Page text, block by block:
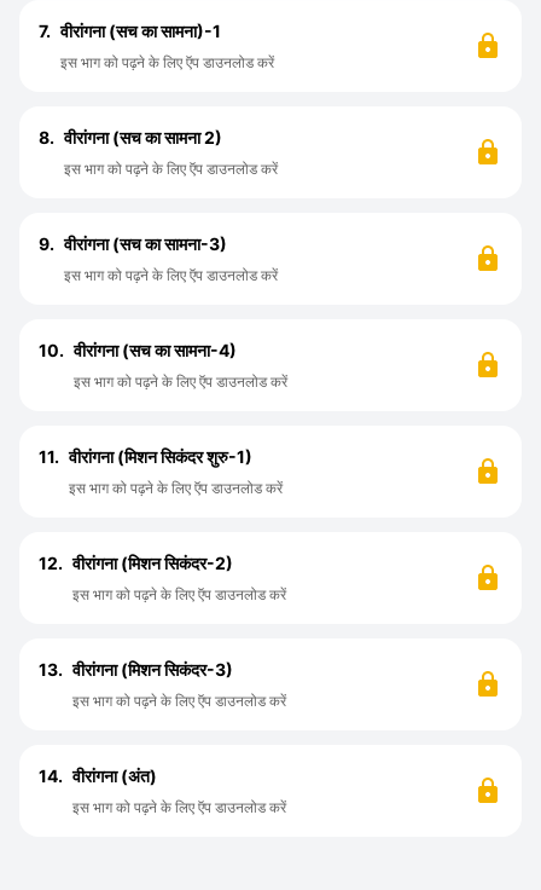
7. वीरांगना (सच का सामना)-1
इस भाग को पढ़ने के लिए ऍप डाउनलोड करें
8. वीरांगना (सच का सामना 2)
इस भाग को पढ़ने के लिए ऍप डाउनलोड करें
9. वीरांगना (सच का सामना-3)
इस भाग को पढ़ने के लिए ऍप डाउनलोड करें
10. वीरांगना (सच का सामना-4)
इस भाग को पढ़ने के लिए ऍप डाउनलोड करें
11. वीरांगना (मिशन सिकंदर शुरु-1)
इस भाग को पढ़ने के लिए ऍप डाउनलोड करें
12. वीरांगना (मिशन सिकंदर-2)
इस भाग को पढ़ने के लिए ऍप डाउनलोड करें
13. वीरांगना (मिशन सिकंदर-3)
इस भाग को पढ़ने के लिए ऍप डाउनलोड करें
14. वीरांगना (अंत)
इस भाग को पढ़ने के लिए ऍप डाउनलोड करें